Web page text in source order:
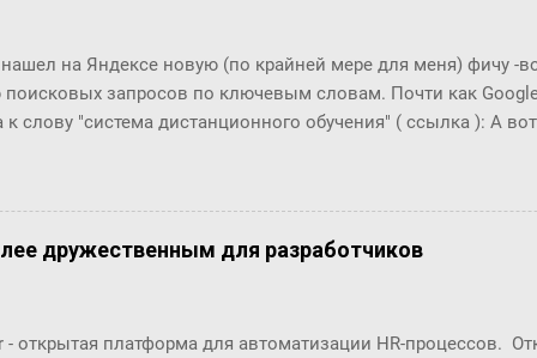
пить коньяк по утрам? ― Да, да, конечно, ― убежденно
нашел на Яндексе новую (по крайней мере для меня) фичу -
поисковых запросов по ключевым словам. Почти как Google
к слову "система дистанционного обучения" ( ссылка ): А
дружественным для разработчиков
- открытая платформа для автоматизации HR-процессов.